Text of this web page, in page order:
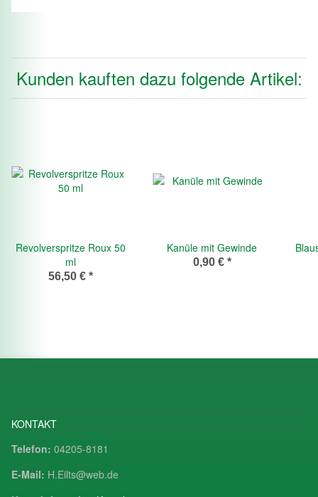
Kunden kauften dazu folgende Artikel:
Revolverspritze Roux 50
ml
56,50 € *
Kanüle mit Gewinde
0,90 € *
KONTAKT
Telefon: 04205-8181
E-Mail: H.Eilts@web.de